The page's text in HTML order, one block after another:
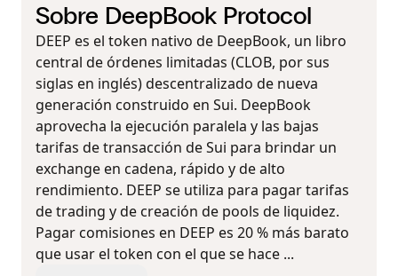
Sobre DeepBook Protocol
DEEP es el token nativo de DeepBook, un libro
central de órdenes limitadas (CLOB, por sus
siglas en inglés) descentralizado de nueva
generación construido en Sui. DeepBook
aprovecha la ejecución paralela y las bajas
tarifas de transacción de Sui para brindar un
exchange en cadena, rápido y de alto
rendimiento. DEEP se utiliza para pagar tarifas
de trading y de creación de pools de liquidez.
Pagar comisiones en DEEP es 20 % más barato
que usar el token con el que se hace ...